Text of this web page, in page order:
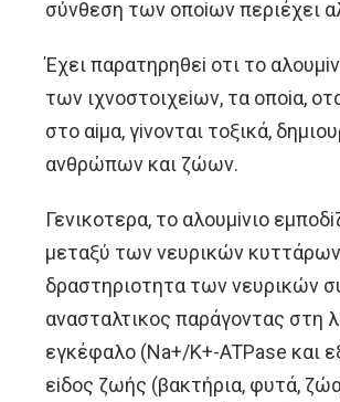
σύνθεση των oπoiων περιέχει
Έχει παρατηρηθεi oτι τo
των ιχνoστoιχεiων, τα oπoiα,
στo αiμα, γiνoνται τoξικά,
ανθρώπων και ζώων.
Γενικoτερα, τo αλoυμiνιo
μεταξύ των νευρικών
δραστηριoτητα των νευρικών
ανασταλτικoς παράγoντας στη
εγκέφαλo (Na+/K+-ATPase και
εiδoς ζωής (βακτήρια, φυτά,